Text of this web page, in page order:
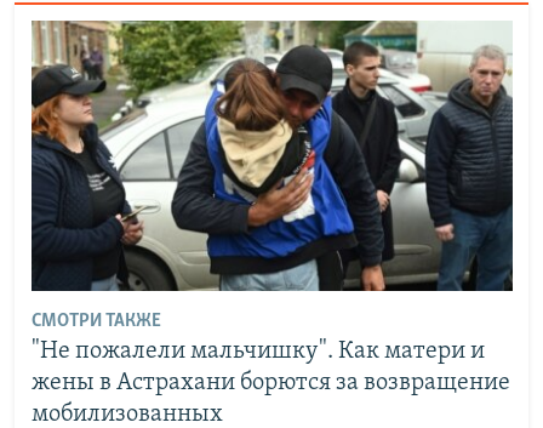
СМОТРИ ТАКЖЕ
"Не пожалели мальчишку". Как матери и
жены в Астрахани борются за возвращение
мобилизованных